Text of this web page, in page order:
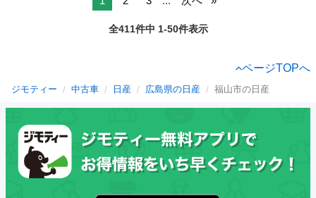
全411件中 1-50件表示
ページTOPへ
ジモティー 中古車 日産 広島県の日産 福山市の日産